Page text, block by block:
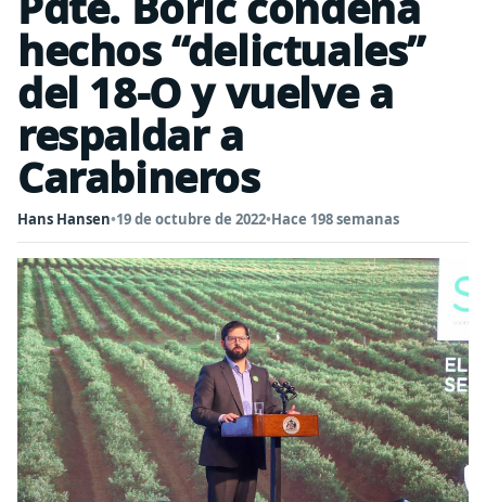
hechos “delictuales”
del 18-O y vuelve a
respaldar a
Carabineros
Hans Hansen•19 de octubre de 2022•Hace 198 semanas